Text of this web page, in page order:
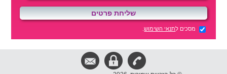
מסכים לתנאי השימוש.